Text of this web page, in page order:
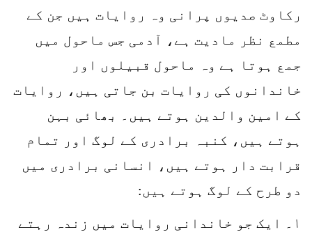
رکاوٹ صدیوں پرانی وہ روایات ہیں جن کے
مطمع نظر مادیت ہے، آدمی جس ماحول میں
جمع ہوتا ہے وہ ماحول قبیلوں اور
خاندانوں کی روایات بن جاتی ہیں، روایات
کے امین والدین ہوتے ہیں۔ بھائی بہن
ہوتے ہیں، کنبہ برادری کے لوگ اور تمام
قرابت دار ہوتے ہیں، انسانی برادری میں
دو طرح کے لوگ ہوتے ہیں:
۱۔ ایک جو خاندانی روایات میں زندہ رہتے